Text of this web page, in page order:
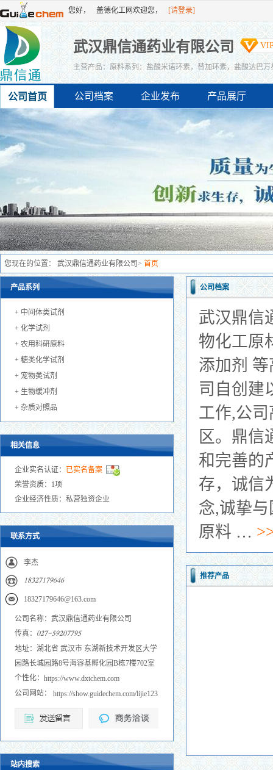
您好， 盖德化工网欢迎您， [请登录]
[免费注册]
武汉鼎信通药业有限公司
主营产品：原料系列：盐酸米诺环素，替加环素，盐酸达巴
醋酸卡泊芬净系列，泰地罗新，加米霉素，多拉菌素，非泼
公司首页 公司档案 企业发布 产品展厅
您现在的位置： 武汉鼎信通药业有限公司 > 首页
产品系列
+ 中间体类试剂
+ 化学试剂
+ 农用科研原料
+ 糖类化学试剂
+ 宠物类试剂
+ 生物缓冲剂
+ 杂质对照品
相关信息
企业实名认证： 已实名备案
荣誉资质：1项
企业经济性质：私营独资企业
联系方式
李杰
𐀍𐀒𐀏𐀑𐀔𐀍𐀔𐀓𐀕𐀗𐀕
18327179646@163.com
公司名称：武汉鼎信通药业有限公司
传真：
𐀐𐀑𐀔𐀖𐀎𐀓𐀑𐀐𐀔𐀔𐀓𐀎
地址：湖北省 武汉市 东湖新技术开发区大学
园路长城园路8号海容基孵化园B栋7楼702室
个性化： https://www.dxtchem.com
公司网站： https://show.guidechem.com/lijie123
站内搜索
公司档案
武汉鼎信
物化工原
添加剂
司自创建
工作,公
区。鼎信
和完善的
存，诚信
念,诚挚
原料 …
推荐产品